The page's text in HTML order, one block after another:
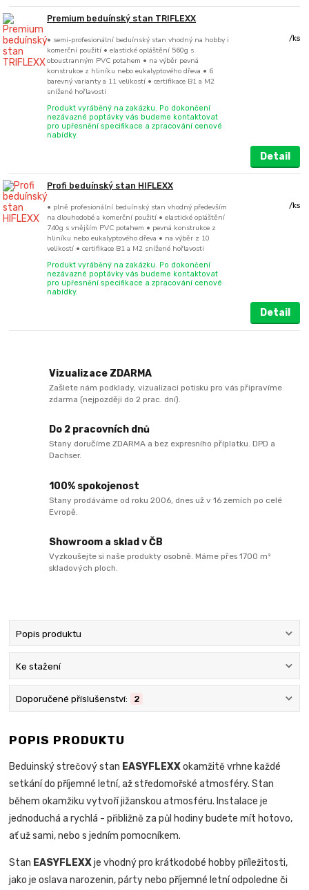
Premium beduínský stan TRIFLEXX
• semi-profesionální beduínský stan vhodný na hobby i
komerční použití • elastické opláštění 560g s
oboustranným PVC potahem • na výběr pevná
konstrukce z hliníku nebo eukalyptového dřeva • 6
barevný varianty a 11 velikostí • certifikace B1 a M2
snížené hořlavosti
/ks
Produkt vyráběný na zakázku. Po dokončení
nezávazné poptávky vás budeme kontaktovat
pro upřesnění specifikace a zpracování cenové
nabídky.
Detail
Profi beduínský stan HIFLEXX
• plně profesionální beduínský stan vhodný především
na dlouhodobé a komerční použití • elastické opláštění
740g s vnějším PVC potahem • pevná konstrukce z
hliníku nebo eukalyptového dřeva • na výběr z 10
velikostí • certifikace B1 a M2 snížené hořlavosti
/ks
Produkt vyráběný na zakázku. Po dokončení
nezávazné poptávky vás budeme kontaktovat
pro upřesnění specifikace a zpracování cenové
nabídky.
Detail
Vizualizace ZDARMA
Zašlete nám podklady, vizualizaci potisku pro vás připravíme
zdarma (nejpozději do 2 prac. dní).
Do 2 pracovních dnů
Stany doručíme ZDARMA a bez expresního příplatku. DPD a
Dachser.
100% spokojenost
Stany prodáváme od roku 2006, dnes už v 16 zemích po celé
Evropě.
Showroom a sklad v ČB
Vyzkoušejte si naše produkty osobně. Máme přes 1700 m²
skladových ploch.
Popis produktu
Ke stažení
Doporučené příslušenství: 2
POPIS PRODUKTU
Beduinský strečový stan EASYFLEXXokamžitě vrhne každé
setkání do příjemné letní, až středomořské atmosféry. Stan
během okamžiku vytvoří jižanskou atmosféru. Instalace je
jednoduchá a rychlá - přibližně za půl hodiny budete mít hotovo,
ať už sami, nebo s jedním pomocníkem.
Stan EASYFLEXXje vhodný pro krátkodobé hobby příležitosti,
jako je oslava narozenin, párty nebo příjemné letní odpoledne či